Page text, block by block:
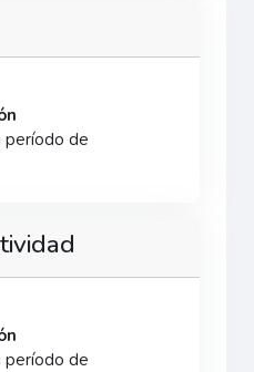
período de
período de